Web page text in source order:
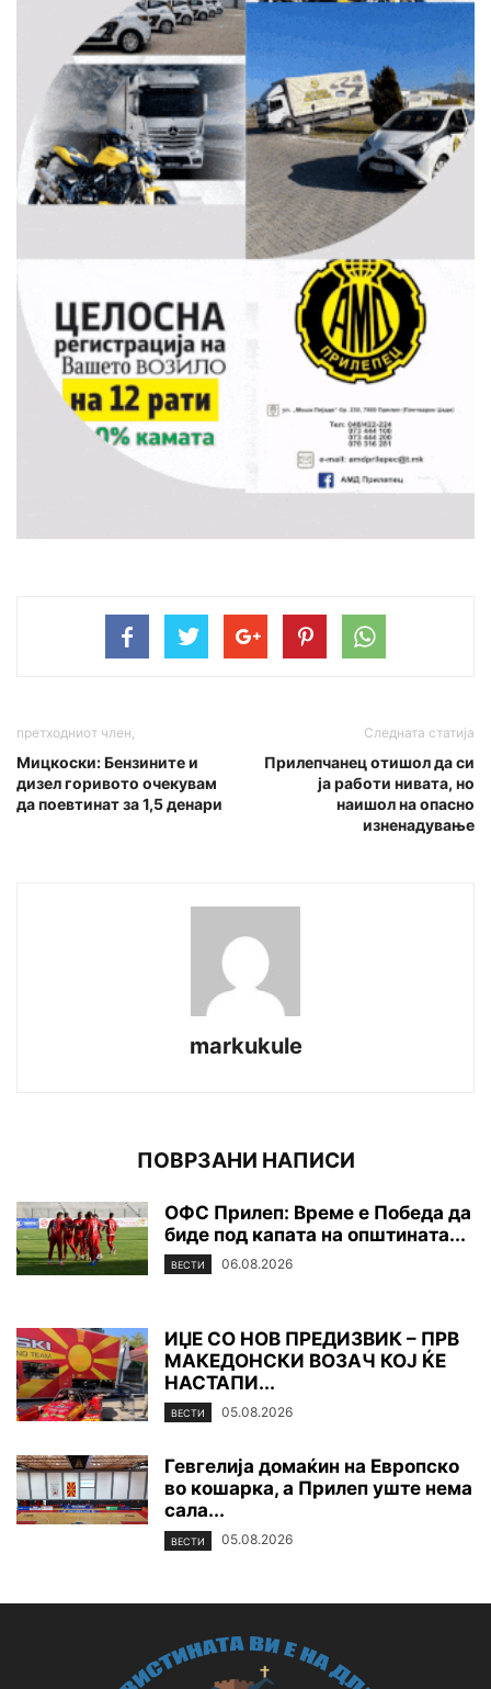
претходниот член,
Мицкоски: Бензините и
дизел горивото очекувам
да поевтинат за 1,5 денари
Следната статија
Прилепчанец отишол да си
ја работи нивата, но
наишол на опасно
изненадување
markukule
ПОВРЗАНИ НАПИСИ
ОФС Прилеп: Време е Победа да
биде под капата на општината...
ВЕСТИ 06.08.2026
ИЏЕ СО НОВ ПРЕДИЗВИК – ПРВ
МАКЕДОНСКИ ВОЗАЧ КОЈ ЌЕ
НАСТАПИ...
ВЕСТИ 05.08.2026
Гевгелија домаќин на Европско
во кошарка, а Прилеп уште нема
сала...
ВЕСТИ 05.08.2026